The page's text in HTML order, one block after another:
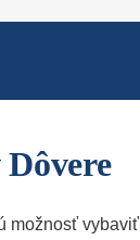
možnosť vybaviť